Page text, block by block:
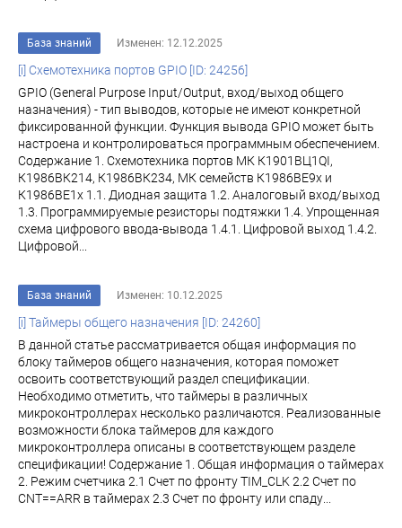
База знаний Изменен: 12.12.2025
[i] Схемотехника портов GPIO [ID: 24256]
GPIO (General Purpose Input/Output, вход/выход общего
назначения) - тип выводов, которые не имеют конкретной
фиксированной функции. Функция вывода GPIO может быть
настроена и контролироваться программным обеспечением.
Содержание 1. Схемотехника портов МК К1901ВЦ1QI,
К1986ВК214, К1986ВК234, МК семейств К1986ВЕ9x и
К1986ВЕ1x 1.1. Диодная защита 1.2. Аналоговый вход/выход
1.3. Программируемые резисторы подтяжки 1.4. Упрощенная
схема цифрового ввода-вывода 1.4.1. Цифровой выход 1.4.2.
Цифровой...
База знаний Изменен: 10.12.2025
[i] Таймеры общего назначения [ID: 24260]
В данной статье рассматривается общая информация по
блоку таймеров общего назначения, которая поможет
освоить соответствующий раздел спецификации.
Необходимо отметить, что таймеры в различных
микроконтроллерах несколько различаются. Реализованные
возможности блока таймеров для каждого
микроконтроллера описаны в соответствующем разделе
спецификации! Содержание 1. Общая информация о таймерах
2. Режим счетчика 2.1 Счет по фронту TIM_CLK 2.2 Счет по
CNT==ARR в таймерах 2.3 Счет по фронту или спаду...